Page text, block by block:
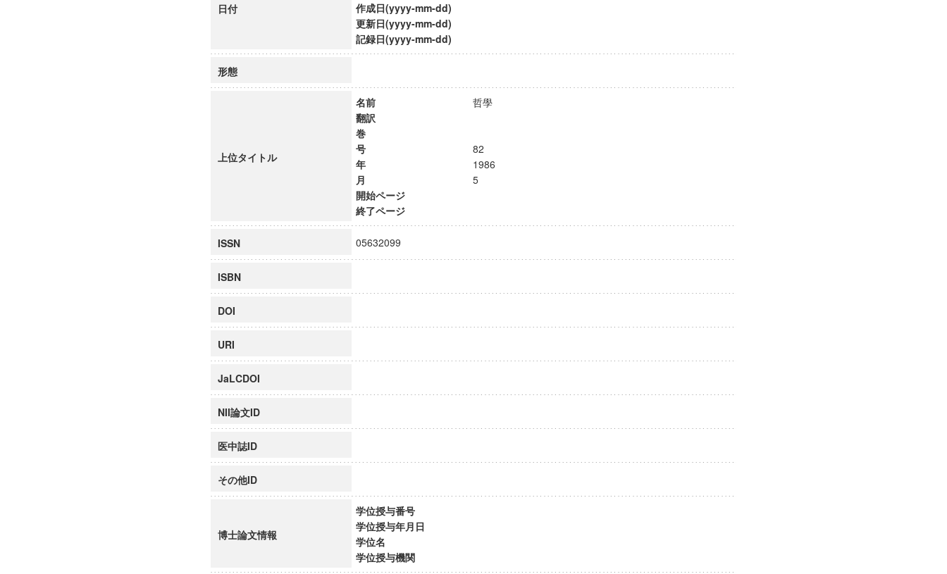
慶應義塾大学グローバルCOEプログラム市民社会ガバナンス教育研究センター
慶應義塾大学グローバルCOEプログラム論理と感性の先端的教育研究拠点
博士課程教育リーディングプログラム「超成熟社会発展のサイエンス」
日付
作成日(yyyy-mm-dd)
更新日(yyyy-mm-dd)
記録日(yyyy-mm-dd)
形態
上位タイトル
名前
哲學
翻訳
巻
号
82
年
1986
月
5
開始ページ
終了ページ
ISSN 05632099
ISBN
DOI
URI
JaLCDOI
NII論文ID
医中誌ID
その他ID
博士論文情報
学位授与番号
学位授与年月日
学位名
学位授与機関